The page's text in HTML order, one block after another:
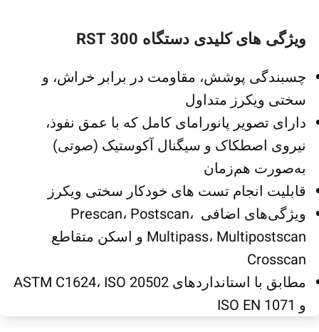
ویژگی های کلیدی دستگاه 300 RST
چسبندگی پوشش، مقاومت در برابر خراش، و
سختی ویکرز متداول
دارای تصویر پانورامای کامل که با عمق نفوذ،
نیروی اصطکاک و سیگنال آکوستیک (صوتی)
به‌صورت هم‌زمان
قابلیت انجام تست های خودکار سختی ویکرز
ویژگی‌های اضافی Prescan، Postscan،
Multipass، Multipostscan و اسکن متقاطع
Crosscan
مطابق با استانداردهای ASTM C1624، ISO 20502
و ISO EN 1071